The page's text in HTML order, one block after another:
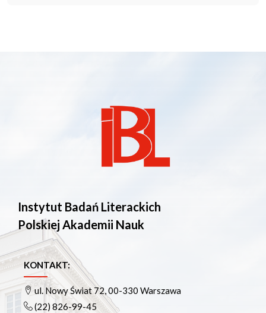
Instytut Badań Literackich
Polskiej Akademii Nauk
KONTAKT:
ul. Nowy Świat 72, 00-330 Warszawa
(22) 826-99-45